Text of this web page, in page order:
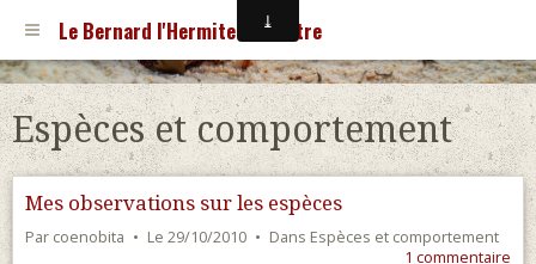
Le Bernard l'Hermite Terrestre
Espèces et comportement
Mes observations sur les espèces
Par coenobita Le 29/10/2010 Dans Espèces et comportement
1 commentaire